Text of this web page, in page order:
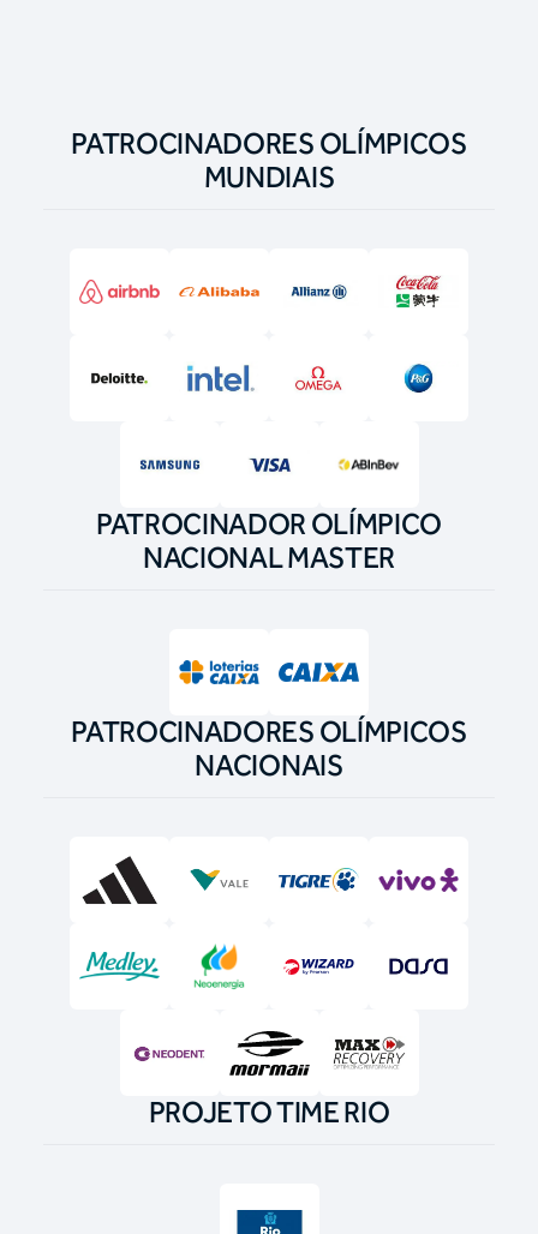
PATROCINADORES OLÍMPICOS
MUNDIAIS
PATROCINADOR OLÍMPICO
NACIONAL MASTER
PATROCINADORES OLÍMPICOS
NACIONAIS
PROJETO TIME RIO